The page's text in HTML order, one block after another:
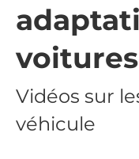
voitures
Vidéos sur
véhicule